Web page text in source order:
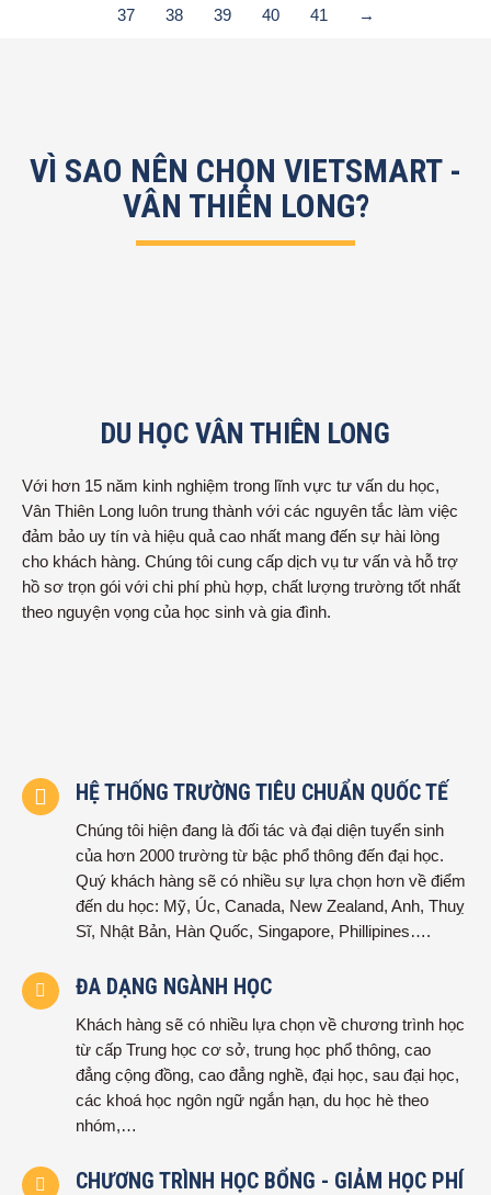
37 38 39 40 41 →
VÌ SAO NÊN CHỌN VIETSMART -
VÂN THIÊN LONG?
DU HỌC VÂN THIÊN LONG
Với hơn 15 năm kinh nghiệm trong lĩnh vực tư vấn du học,
Vân Thiên Long luôn trung thành với các nguyên tắc làm việc
đảm bảo uy tín và hiệu quả cao nhất mang đến sự hài lòng
cho khách hàng. Chúng tôi cung cấp dịch vụ tư vấn và hỗ trợ
hồ sơ trọn gói với chi phí phù hợp, chất lượng trường tốt nhất
theo nguyện vọng của học sinh và gia đình.
HỆ THỐNG TRƯỜNG TIÊU CHUẨN QUỐC TẾ
Chúng tôi hiện đang là đối tác và đại diện tuyển sinh
của hơn 2000 trường từ bậc phổ thông đến đại học.
Quý khách hàng sẽ có nhiều sự lựa chọn hơn về điểm
đến du học: Mỹ, Úc, Canada, New Zealand, Anh, Thuỵ
Sĩ, Nhật Bản, Hàn Quốc, Singapore, Phillipines….
ĐA DẠNG NGÀNH HỌC
Khách hàng sẽ có nhiều lựa chọn về chương trình học
từ cấp Trung học cơ sở, trung học phổ thông, cao
đẳng cộng đồng, cao đẳng nghề, đại học, sau đại học,
các khoá học ngôn ngữ ngắn hạn, du học hè theo
nhóm,…
CHƯƠNG TRÌNH HỌC BỔNG - GIẢM HỌC PHÍ